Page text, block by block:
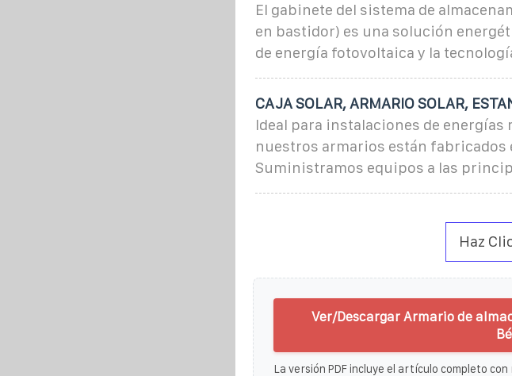
El gabinete del sistema de
en bastidor) es una solución
de energía fotovoltaica y la
CAJA SOLAR, ARMARIO SOLAR,
Ideal para instalaciones de
nuestros armarios están fabricados
Suministramos equipos a las
Haz
Ver/Descargar Armario de
La versión PDF incluye el artículo completo